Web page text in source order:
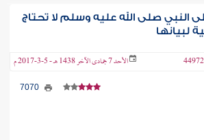
النبي صلى الله عليه وسلم لا تحتاج
لبيانها
44972 الأحد 7 جمادى الآخر 1438 هـ - 5-3-2017 م